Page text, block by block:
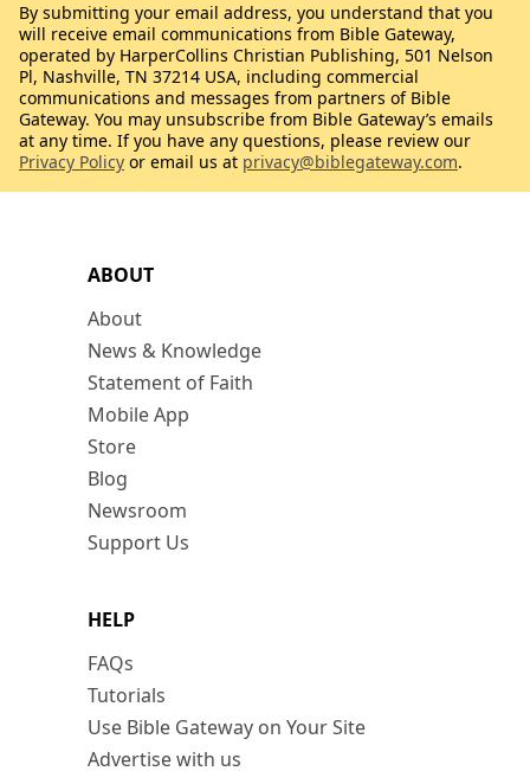
ABOUT
About
News & Knowledge
Statement of Faith
Mobile App
Store
Blog
Newsroom
Support Us
HELP
FAQs
Tutorials
Use Bible Gateway on Your Site
Advertise with us
By submitting your email address, you understand that you
will receive email communications from Bible Gateway,
operated by HarperCollins Christian Publishing, 501 Nelson
Pl, Nashville, TN 37214 USA, including commercial
communications and messages from partners of Bible
Gateway. You may unsubscribe from Bible Gateway’s emails
at any time. If you have any questions, please review our
Privacy Policy or email us at privacy@biblegateway.com.